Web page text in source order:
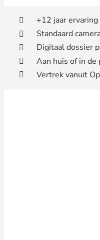
+12 jaar ervaring
Standaard
Digitaal dossier
Aan huis of in de
Vertrek vanuit